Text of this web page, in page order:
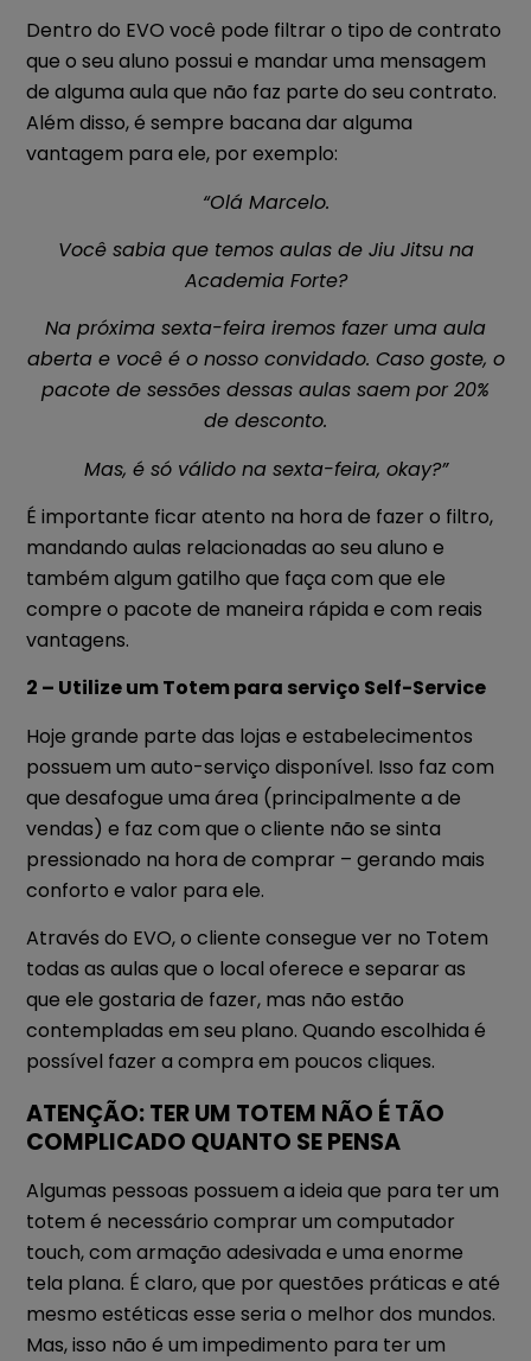
Dentro do EVO você pode filtrar o tipo de contrato
que o seu aluno possui e mandar uma mensagem
de alguma aula que não faz parte do seu contrato.
Além disso, é sempre bacana dar alguma
vantagem para ele, por exemplo:
“Olá Marcelo.
Você sabia que temos aulas de Jiu Jitsu na
Academia Forte?
Na próxima sexta-feira iremos fazer uma aula
aberta e você é o nosso convidado. Caso goste, o
pacote de sessões dessas aulas saem por 20%
de desconto.
Mas, é só válido na sexta-feira, okay?”
É importante ficar atento na hora de fazer o filtro,
mandando aulas relacionadas ao seu aluno e
também algum gatilho que faça com que ele
compre o pacote de maneira rápida e com reais
vantagens.
2 – Utilize um Totem para serviço Self-Service
Hoje grande parte das lojas e estabelecimentos
possuem um auto-serviço disponível. Isso faz com
que desafogue uma área (principalmente a de
vendas) e faz com que o cliente não se sinta
pressionado na hora de comprar – gerando mais
conforto e valor para ele.
Através do EVO, o cliente consegue ver no Totem
todas as aulas que o local oferece e separar as
que ele gostaria de fazer, mas não estão
contempladas em seu plano. Quando escolhida é
possível fazer a compra em poucos cliques.
ATENÇÃO: TER UM TOTEM NÃO É TÃO
COMPLICADO QUANTO SE PENSA
Algumas pessoas possuem a ideia que para ter um
totem é necessário comprar um computador
touch, com armação adesivada e uma enorme
tela plana. É claro, que por questões práticas e até
mesmo estéticas esse seria o melhor dos mundos.
Mas, isso não é um impedimento para ter um